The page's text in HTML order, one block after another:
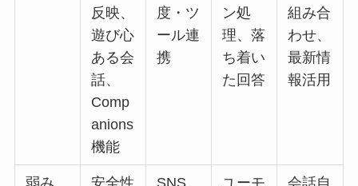
反映、
遊び心
ある会
話、
Comp
anions
機能
度・ツ
ール連
携
ン処
理、落
ち着い
た回答
組み合
わせ、
最新情
報活用